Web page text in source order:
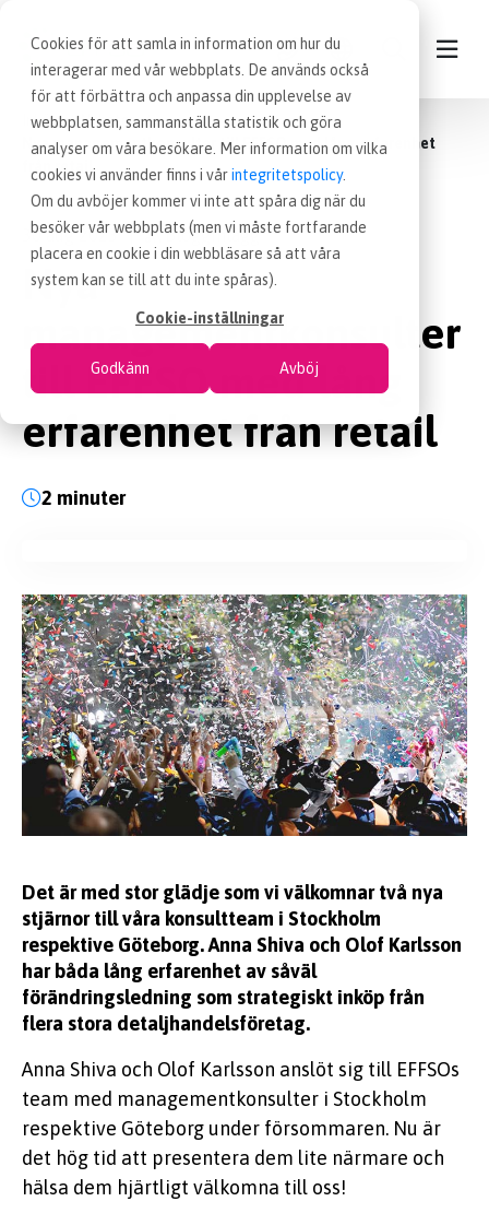
Cookies för att samla in information om hur du
interagerar med vår webbplats. De används också
för att förbättra och anpassa din upplevelse av
webbplatsen, sammanställa statistik och göra
analyser om våra besökare. Mer information om vilka
cookies vi använder finns i vårintegritetspolicy.
Om du avböjer kommer vi inte att spåra dig när du
besöker vår webbplats (men vi måste fortfarande
placera en cookie i din webbläsare så att våra
system kan se till att du inte spåras).
Cookie-inställningar
Godkänn Avböj
KONTAKT
VÅRA TJÄNSTER
LEDIGA INKÖPSJOBB
EFFSO TOOLS
Inköp
Nyheter
Nya managementkonsulter till EFFSO med lång erfarenhet
från retail
30 aug 2023 | Blogginlägg
Nya
managementkonsulter
till EFFSO med lång
erfarenhet från retail
2 minuter
Det är med stor glädje som vi välkomnar två nya
stjärnor till våra konsultteam i Stockholm
respektive Göteborg. Anna Shiva och Olof Karlsson
har båda lång erfarenhet av såväl
förändringsledning som strategiskt inköp från
flera stora detaljhandelsföretag.
Anna Shiva och Olof Karlsson anslöt sig till EFFSOs
team med managementkonsulter i Stockholm
respektive Göteborg under försommaren. Nu är
det hög tid att presentera dem lite närmare och
hälsa dem hjärtligt välkomna till oss!